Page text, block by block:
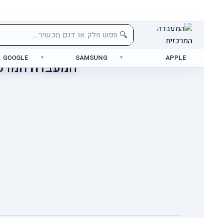
🔍
APPLE
SAMSUNG
GOOGLE
המעבדה